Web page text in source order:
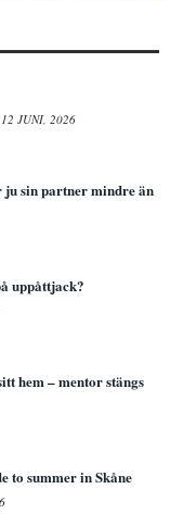
12 JUNI, 2026
sin partner mindre än
uppåttjack?
hem – mentor stängs
to summer in Skåne